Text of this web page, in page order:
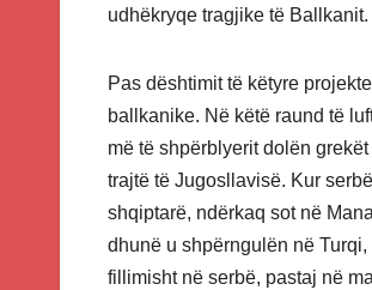
udhëkryqe tragjike të Ballkanit.
Pas dështimit të këtyre
ballkanike. Në këtë raund të
më të shpërblyerit dolën
trajtë të Jugosllavisë. Kur
shqiptarë, ndërkaq sot në
dhunë u shpërngulën në
fillimisht në serbë, pastaj në